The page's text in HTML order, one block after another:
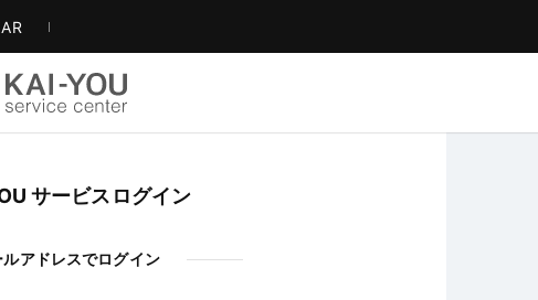
サービスログイン
ルアドレスでログイン